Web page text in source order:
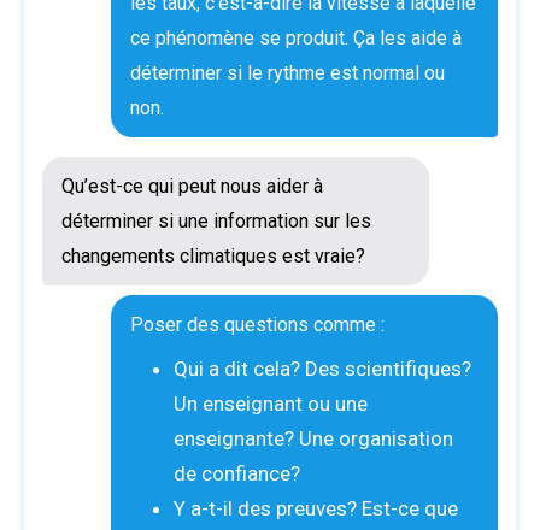
ce phénomène se produit. Ça les aide à
déterminer si le rythme est normal ou
non.
Qu’est-ce qui peut nous aider à
déterminer si une information sur les
changements climatiques est vraie?
Poser des questions comme :
Qui a dit cela? Des scientifiques?
Un enseignant ou une
enseignante? Une organisation
de confiance?
Y a-t-il des preuves? Est-ce que